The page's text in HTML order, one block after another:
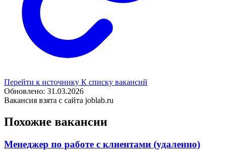
Перейти к источнику К списку вакансий
Обновлено: 31.03.2026
Вакансия взята с сайта joblab.ru
Похожие вакансии
Менеджер по работе с клиентами (удаленно)